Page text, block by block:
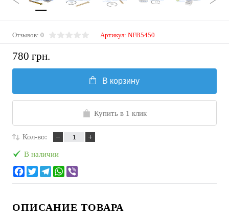
Отзывов: 0 Артикул: NFB5450
780 грн.
В корзину
Купить в 1 клик
Кол-во:
В наличии
ОПИСАНИЕ ТОВАРА